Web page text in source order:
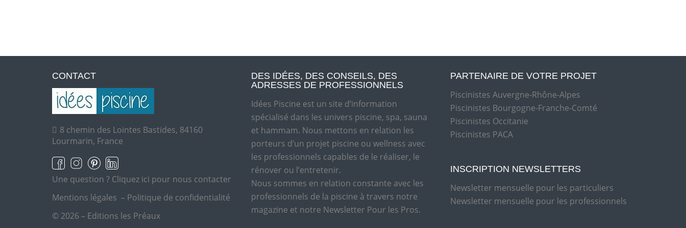
CONTACT
8 chemin des Lointes Bastides, 84160
Lourmarin, France
Une question ? Cliquez ici pour nous contacter
Mentions légales – Politique de confidentialité
© 2026 – Editions les Préaux
DES IDÉES, DES CONSEILS, DES
ADRESSES DE PROFESSIONNELS
Idées Piscine est un site d’information
spécialisé dans les univers piscine, spa, sauna
et hammam. Nous mettons en relation les
porteurs d’un projet piscine ou wellness avec
les professionnels capables de le réaliser, le
rénover ou l’entretenir.
Nous sommes en relation constante avec les
professionnels de la piscine à travers notre
magazine et notre Newsletter Pour les Pros.
PARTENAIRE DE VOTRE PROJET
Piscinistes Auvergne-Rhône-Alpes
Piscinistes Bourgogne-Franche-Comté
Piscinistes Occitanie
Piscinistes PACA
INSCRIPTION NEWSLETTERS
Newsletter mensuelle pour les particuliers
Newsletter mensuelle pour les professionnels